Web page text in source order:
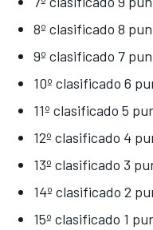
8º clasificado 8
9º clasificado 7
10º clasificado 6
11º clasificado 5
12º clasificado 4
13º clasificado 3
14º clasificado 2
15º clasificado 1